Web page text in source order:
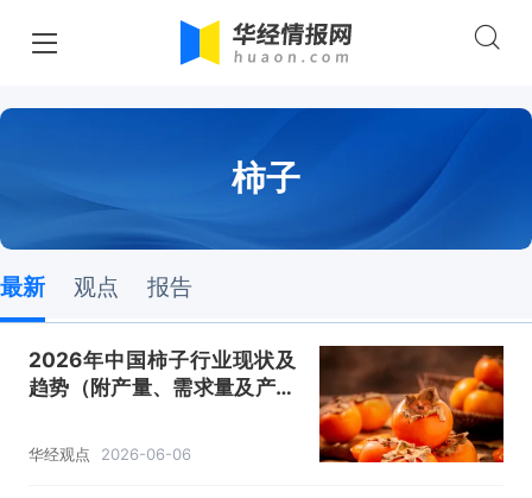
柿子
最新 观点 报告
2026年中国柿子行业现状及
趋势（附产量、需求量及产业
华经观点 2026-06-06